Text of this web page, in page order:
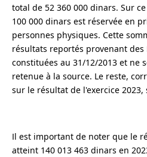
total de 52 360 000 dinars. Sur
100 000 dinars est réservée en
personnes physiques. Cette
résultats reportés provenant des
constituées au 31/12/2013 et ne
retenue à la source. Le reste,
sur le résultat de l'exercice 2023,
Il est important de noter que le
atteint 140 013 463 dinars en